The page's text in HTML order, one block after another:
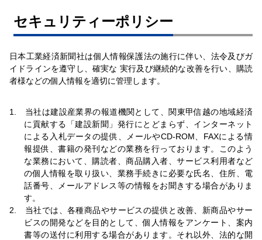
セキュリティーポリシー
日本工業経済新聞社は個人情報保護法の施行に伴い、法令及びガ
イドラインを遵守し、確実な 実行及び継続的な改善を行い、購読
者様などの個人情報を適切に管理します。
1. 当社は建設産業界の報道機関として、関東甲信越の地域経済
に貢献する「建設新聞」発行にとどまらず、インターネット
による入札データの提供、メールやCD-ROM、FAXによる情
報提供、書籍の発刊などの業務を行っております。このよう
な業務において、購読者、商品購入者、サービス利用者など
の個人情報を取り扱い、業務手続きに必要な氏名、住所、電
話番号、メールアドレス等の情報をお聞きする場合がありま
す。
2. 当社では、各種商品やサービスの提供と改善、新商品やサー
ビスの開発などを目的として、個人情報をアンケート、案内
書等の送付に利用する場合があります。それ以外、法的な開